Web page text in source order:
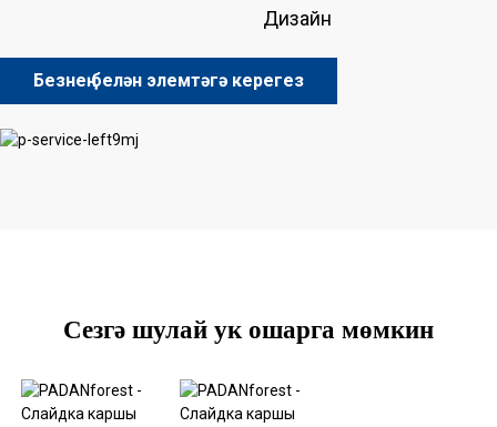
Дизайн
Безнең белән элемтәгә керегез
Сезгә шулай ук ​​ошарга мөмкин